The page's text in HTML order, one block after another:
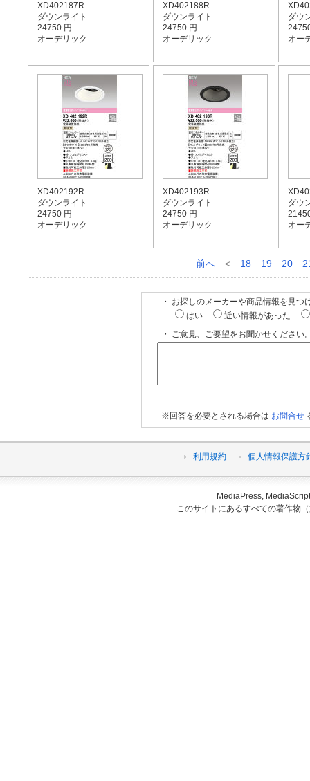
XD402187R
ダウンライト
24750 円
オーデリック
XD402188R
ダウンライト
24750 円
オーデリック
ダウ
オー
XD402192R
ダウンライト
24750 円
オーデリック
XD402193R
ダウンライト
24750 円
オーデリック
ダウ
オー
前へ < 18 19 20
・ お探しのメーカーや商品情報を見つ
はい
近い情報があった
・ ご意見、ご要望をお聞かせください
※回答を必要とされる場合は お問合せ
利用規約 個人情報保護方
MediaPress,
このサイトにあるすべての著作物